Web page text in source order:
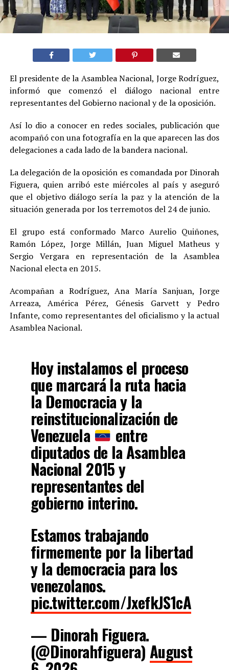
El presidente de la Asamblea Nacional, Jorge Rodríguez,
informó que comenzó el diálogo nacional entre
representantes del Gobierno nacional y de la oposición.
Así lo dio a conocer en redes sociales, publicación que
acompañó con una fotografía en la que aparecen las dos
delegaciones a cada lado de la bandera nacional.
La delegación de la oposición es comandada por Dinorah
Figuera, quien arribó este miércoles al país y aseguró
que el objetivo diálogo sería la paz y la atención de la
situación generada por los terremotos del 24 de junio.
El grupo está conformado Marco Aurelio Quiñones,
Ramón López, Jorge Millán, Juan Miguel Matheus y
Sergio Vergara en representación de la Asamblea
Nacional electa en 2015.
Acompañan a Rodríguez, Ana María Sanjuan, Jorge
Arreaza, América Pérez, Génesis Garvett y Pedro
Infante, como representantes del oficialismo y la actual
Asamblea Nacional.
Hoy instalamos el proceso
que marcará la ruta hacia
la Democracia y la
reinstitucionalización de
Venezuela entre
diputados de la Asamblea
Nacional 2015 y
representantes del
gobierno interino.
Estamos trabajando
firmemente por la libertad
y la democracia para los
venezolanos.
pic.twitter.com/JxefkJS1cA
— Dinorah Figuera.
(@Dinorahfiguera)August
6, 2026